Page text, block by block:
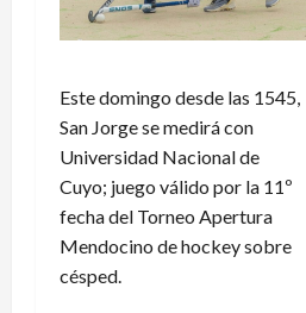
Este domingo desde las 1545,
San Jorge se medirá con
Universidad Nacional de
Cuyo; juego válido por la 11º
fecha del Torneo Apertura
Mendocino de hockey sobre
césped.